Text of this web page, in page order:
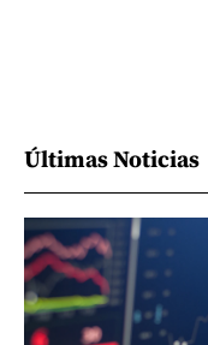
Últimas Noticias